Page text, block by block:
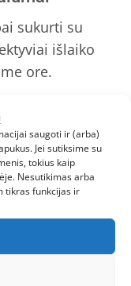
saugoti ir (arba)
Jei sutiksime su
tokius kaip
Nesutikimas arba
tikras funkcijas ir
sukurti su
išlaiko
ore.
net po
nevaržo
šokinėti
Skalbiasi greitai